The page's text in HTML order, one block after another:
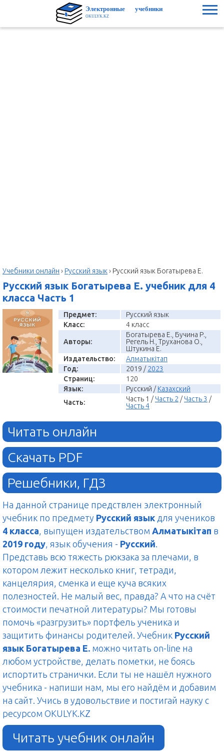
Учебники онлайн › Русский язык› Русский язык Богатырева Е.
Русский язык Богатырева Е. учебник для 4
класса Часть 1
Предмет:
Русский язык
Класс:
4 класс
Авторы:
Богатырева Е., Бучина Р.,
Регель Н., Труханова О.,
Штукина Е.
Издательство:
Алматыкітап
Год:
2019 / 2023
Страниц:
120
Язык:
Русский / Казахский
Часть:
Часть 1 / Часть 2/ Часть 3 /
Часть 4
Читать онлайн
Скачать PDF
Решебники, ГДЗ
На данной странице предствлен электронный
учебник по предмету Русский язык для учеников
4 класса, выпущен издательством Алматыкітап в
2019 году, язык обучения - Русский.
Представь всю тяжесть рюкзака за плечами, в
котором лежит несколько книг, тетради,
канцелярия, сменка и еще куча всяких
полезностей. Не малый вес, правда? А что на счёт
стоимости печатной литературы? Мы готовы
помочь «разгрузить» портфель ученика и
защитить финансы родителей. Учебник Русский
язык Богатырева Е. можно читать on-line на
любом устройстве, делать пометки, не боясь
испортить странички. Если ты не нашёл нужного
учебника - напиши нам, мы его найдём и добавим
на сайт. Учись в удовольствие и постигай науку с
ресурсом OKULYK.KZ
Читать учебник онлайн